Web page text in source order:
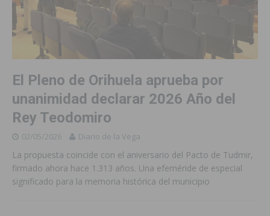
El Pleno de Orihuela aprueba por
unanimidad declarar 2026 Año del
Rey Teodomiro
02/05/2026 Diario de la Vega
La propuesta coincide con el aniversario del Pacto de Tudmir,
firmado ahora hace 1.313 años. Una efeméride de especial
significado para la memoria histórica del municipio